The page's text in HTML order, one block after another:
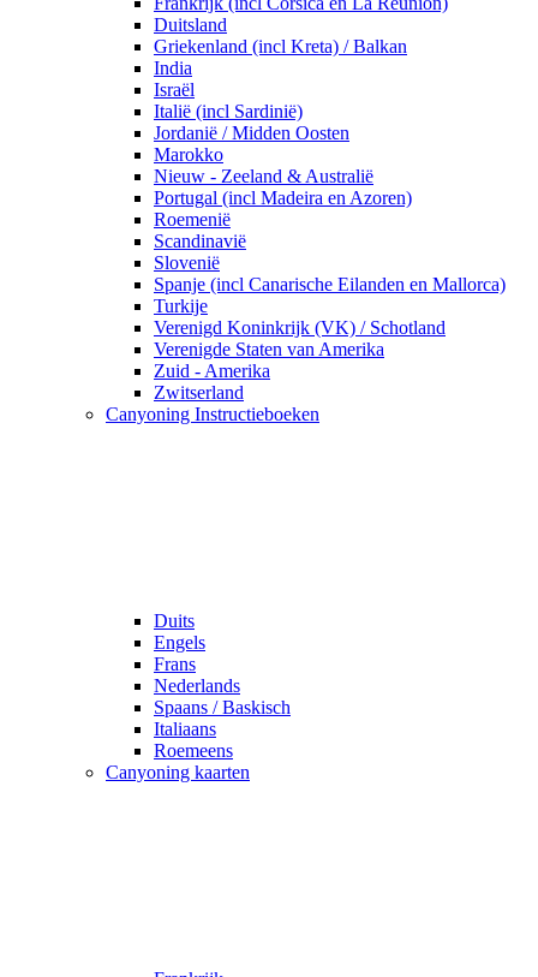
Duitsland
Griekenland (incl Kreta) / Balkan
India
Israël
Italië (incl Sardinië)
Jordanië / Midden Oosten
Marokko
Nieuw - Zeeland & Australië
Portugal (incl Madeira en Azoren)
Roemenië
Scandinavië
Slovenië
Spanje (incl Canarische Eilanden en Mallorca)
Turkije
Verenigd Koninkrijk (VK) / Schotland
Verenigde Staten van Amerika
Zuid - Amerika
Zwitserland
Canyoning Instructieboeken
Duits
Engels
Frans
Nederlands
Spaans / Baskisch
Italiaans
Roemeens
Canyoning kaarten